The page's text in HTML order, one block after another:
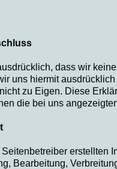
dass wir
uns hiermit
zu Eigen. Diese
die bei uns
erstellten
Bearbeitung,